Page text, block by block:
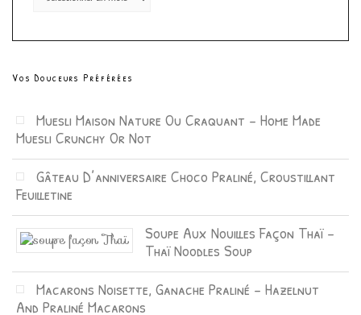
Vos Douceurs Préférées
Muesli Maison Nature Ou Craquant – Home Made
Muesli Crunchy Or Not
Gâteau D’anniversaire Choco Praliné, Croustillant
Feuilletine
Soupe Aux Nouilles Façon Thaï –
Thaï Noodles Soup
Macarons Noisette, Ganache Praliné – Hazelnut
And Praliné Macarons